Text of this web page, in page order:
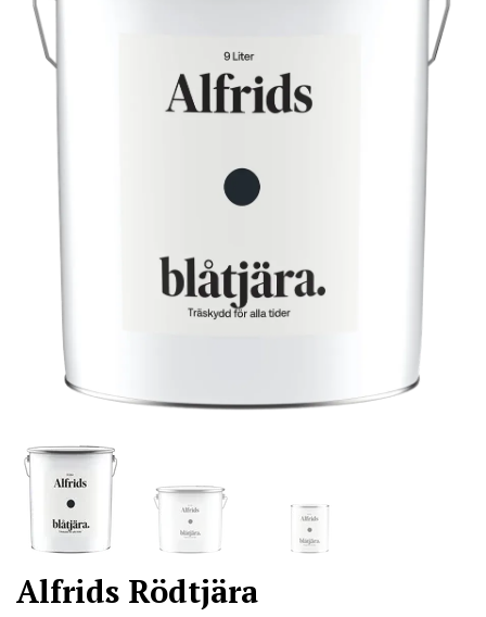
Alfrids Rödtjära